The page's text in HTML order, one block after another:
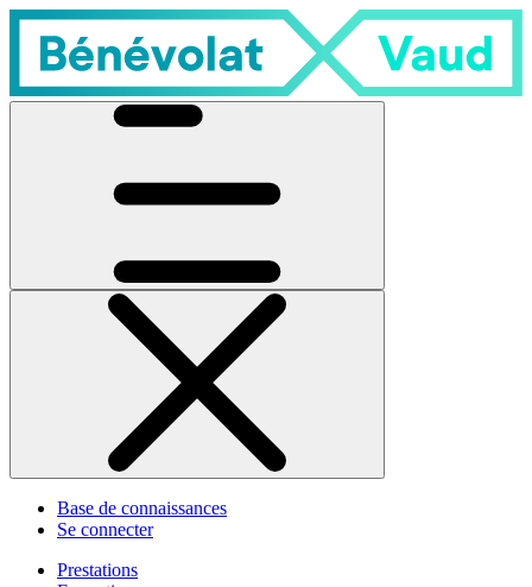
Base de connaissances
Se connecter
Prestations